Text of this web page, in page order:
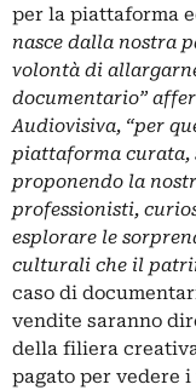
per la piattaforma
nasce dalla nostra
volontà di
documentario”
Audiovisiva, “per
piattaforma curata,
proponendo la
professionisti,
esplorare le
culturali che il
caso di
vendite saranno
della filiera
pagato per vedere